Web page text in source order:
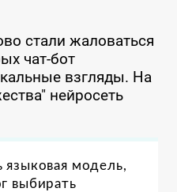
стали жаловаться
чат-бот
взгляды. На
нейросеть
модель,
выбирать